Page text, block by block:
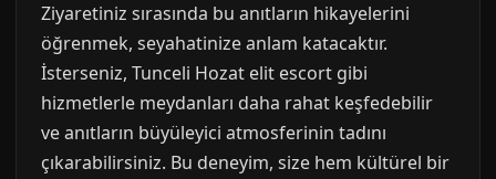
Ziyaretiniz sırasında bu anıtların hikayelerini
öğrenmek, seyahatinize anlam katacaktır.
İsterseniz, Tunceli Hozat elit escort gibi
hizmetlerle meydanları daha rahat keşfedebilir
ve anıtların büyüleyici atmosferinin tadını
çıkarabilirsiniz. Bu deneyim, size hem kültürel bir